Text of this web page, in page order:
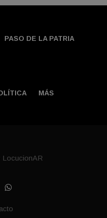
PASO DE LA PATRIA
MÁS